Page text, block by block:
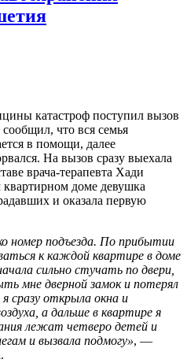
катастроф поступил вызов
что вся семья
в помощи, далее
На вызов сразу выехала
врача-терапевта Хади
доме девушка
и оказала первую
номер подъезда. По прибытии
к каждой квартире в доме
сильно стучать по двери,
мне дверной замок и потерял
сразу открыла окна и
а дальше в квартире я
лежат четверо детей и
и вызвала подмогу», —